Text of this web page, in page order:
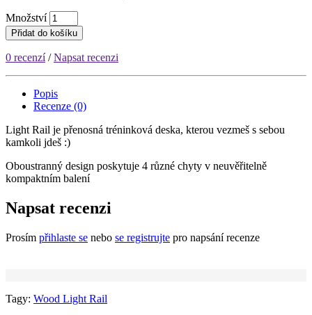
Množství
Přidat do košíku
0 recenzí/Napsat recenzi
Popis
Recenze (0)
Light Rail je přenosná tréninková deska, kterou vezmeš s sebou
kamkoli jdeš :)
Oboustranný design poskytuje 4 různé chyty v neuvěřitelně
kompaktním balení
Napsat recenzi
Prosím přihlaste se nebo se registrujte pro napsání recenze
Tagy: Wood Light Rail